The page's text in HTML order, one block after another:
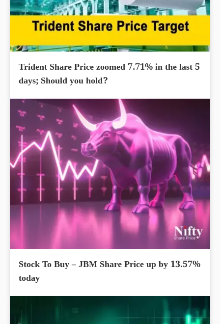
Trident Share Price zoomed 7.71% in the last 5
days; Should you hold?
Stock To Buy – JBM Share Price up by 13.57%
today